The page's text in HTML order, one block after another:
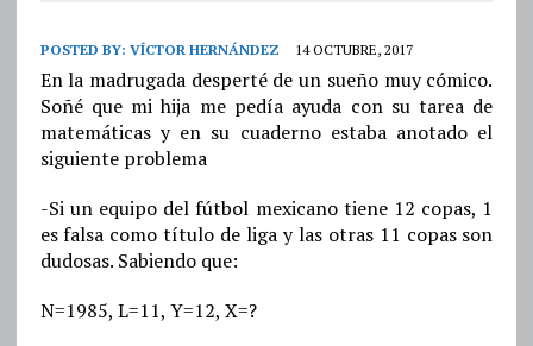
POSTED BY: VÍCTOR HERNÁNDEZ 14 OCTUBRE, 2017
En la madrugada desperté de un sueño muy cómico.
Soñé que mi hija me pedía ayuda con su tarea de
matemáticas y en su cuaderno estaba anotado el
siguiente problema
-Si un equipo del fútbol mexicano tiene 12 copas, 1
es falsa como título de liga y las otras 11 copas son
dudosas. Sabiendo que:
N=1985, L=11, Y=12, X=?